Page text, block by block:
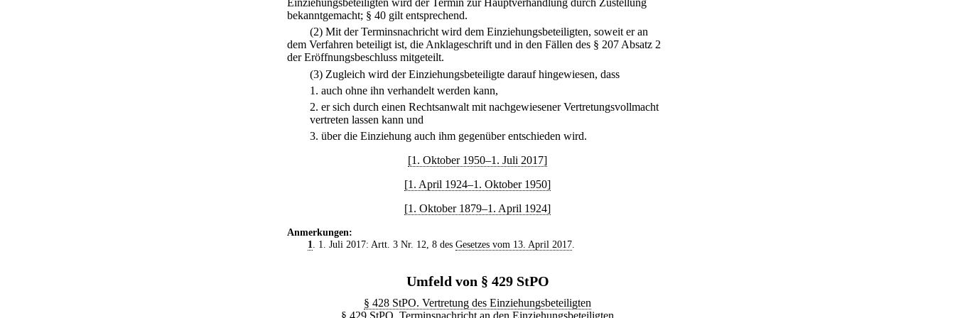
Einziehungsbeteiligten wird der Termin zur Hauptverhandlung durch Zustellung
bekanntgemacht; § 40 gilt entsprechend.
(2) Mit der Terminsnachricht wird dem Einziehungsbeteiligten, soweit er an
dem Verfahren beteiligt ist, die Anklageschrift und in den Fällen des § 207 Absatz 2
der Eröffnungsbeschluss mitgeteilt.
(3) Zugleich wird der Einziehungsbeteiligte darauf hingewiesen, dass
1. auch ohne ihn verhandelt werden kann,
2. er sich durch einen Rechtsanwalt mit nachgewiesener Vertretungsvollmacht
vertreten lassen kann und
3. über die Einziehung auch ihm gegenüber entschieden wird.
[1. Oktober 1950–1. Juli 2017]
[1. April 1924–1. Oktober 1950]
[1. Oktober 1879–1. April 1924]
Anmerkungen:
1. 1. Juli 2017: Artt. 3 Nr. 12, 8 des Gesetzes vom 13. April 2017.
Umfeld von § 429 StPO
§ 428 StPO. Vertretung des Einziehungsbeteiligten